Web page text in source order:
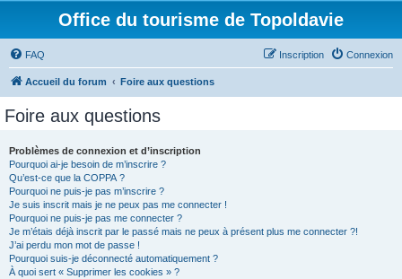
Office du tourisme de Topoldavie
FAQ Connexion
Inscription
Accueil du forum Foire aux questions
Foire aux questions
Problèmes de connexion et d’inscription
Pourquoi ai-je besoin de m’inscrire ?
Qu’est-ce que la COPPA ?
Pourquoi ne puis-je pas m’inscrire ?
Je suis inscrit mais je ne peux pas me connecter !
Pourquoi ne puis-je pas me connecter ?
Je m’étais déjà inscrit par le passé mais ne peux à présent plus me connecter ?!
J’ai perdu mon mot de passe !
Pourquoi suis-je déconnecté automatiquement ?
À quoi sert « Supprimer les cookies » ?